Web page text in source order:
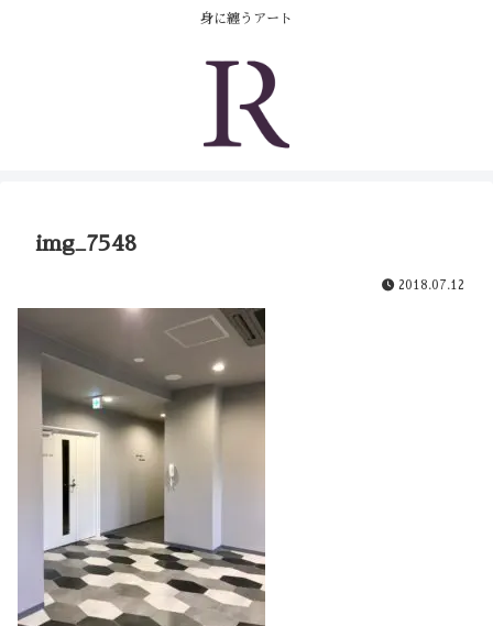
身に纏うアート
img_7548
2018.07.12